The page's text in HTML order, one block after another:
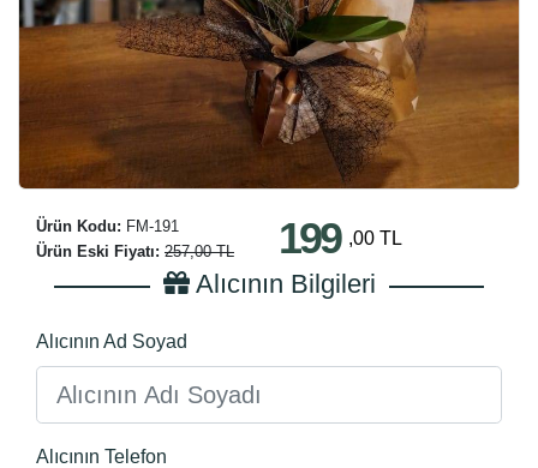
Ürün Kodu: FM-191
Ürün Eski Fiyatı: 257,00 TL 199 ,00 TL
Alıcının Bilgileri
Alıcının Ad Soyad
Alıcının Telefon